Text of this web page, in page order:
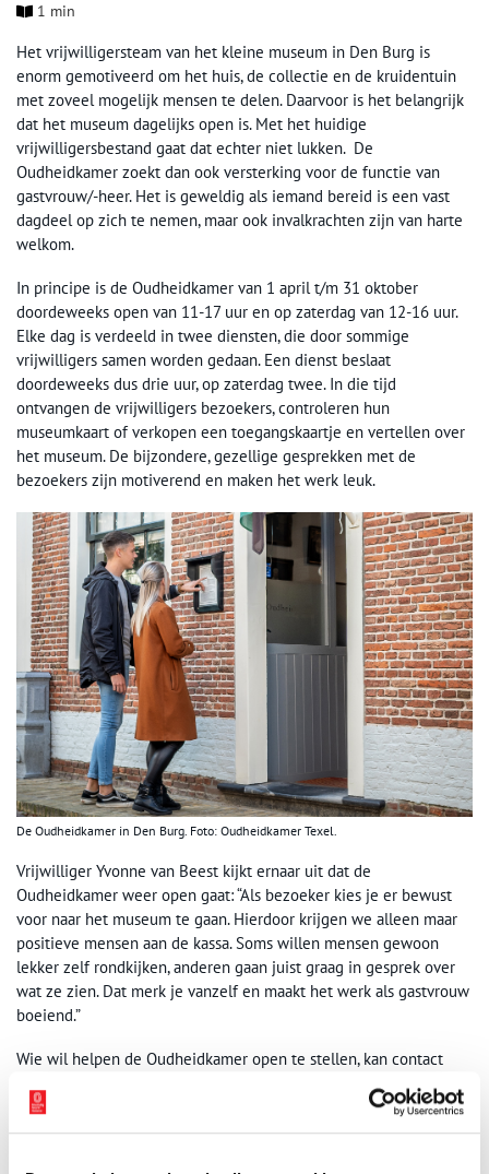
1 min
Het vrijwilligersteam van het kleine museum in Den Burg is
enorm gemotiveerd om het huis, de collectie en de kruidentuin
met zoveel mogelijk mensen te delen. Daarvoor is het belangrijk
dat het museum dagelijks open is. Met het huidige
vrijwilligersbestand gaat dat echter niet lukken. De
Oudheidkamer zoekt dan ook versterking voor de functie van
gastvrouw/-heer. Het is geweldig als iemand bereid is een vast
dagdeel op zich te nemen, maar ook invalkrachten zijn van harte
welkom.
In principe is de Oudheidkamer van 1 april t/m 31 oktober
doordeweeks open van 11-17 uur en op zaterdag van 12-16 uur.
Elke dag is verdeeld in twee diensten, die door sommige
vrijwilligers samen worden gedaan. Een dienst beslaat
doordeweeks dus drie uur, op zaterdag twee. In die tijd
ontvangen de vrijwilligers bezoekers, controleren hun
museumkaart of verkopen een toegangskaartje en vertellen over
het museum. De bijzondere, gezellige gesprekken met de
bezoekers zijn motiverend en maken het werk leuk.
De Oudheidkamer in Den Burg. Foto: Oudheidkamer Texel.
Vrijwilliger Yvonne van Beest kijkt ernaar uit dat de
Oudheidkamer weer open gaat: “Als bezoeker kies je er bewust
voor naar het museum te gaan. Hierdoor krijgen we alleen maar
positieve mensen aan de kassa. Soms willen mensen gewoon
lekker zelf rondkijken, anderen gaan juist graag in gesprek over
wat ze zien. Dat merk je vanzelf en maakt het werk als gastvrouw
boeiend.”
Wie wil helpen de Oudheidkamer open te stellen, kan contact
Museum, Kelly Lexmond. Zij is bereikbaar via
kellylexmond@texelsmuseum.nl.